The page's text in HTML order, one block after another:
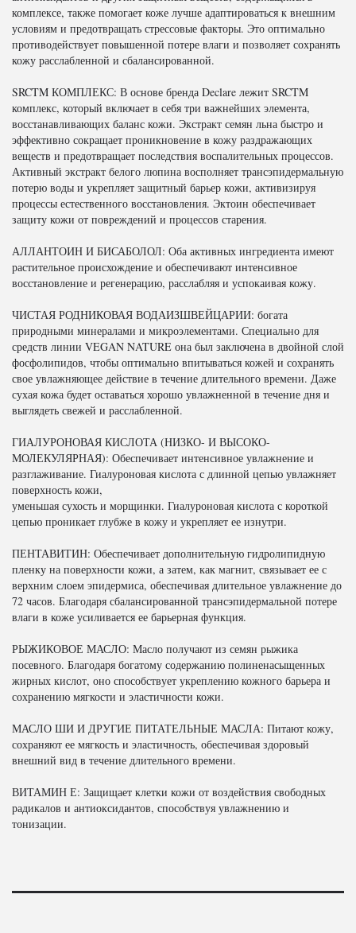
комплексе, также помогает коже лучше адаптироваться к внешним
условиям и предотвращать стрессовые факторы. Это оптимально
противодействует повышенной потере влаги и позволяет сохранять
кожу расслабленной и сбалансированной.
SRCTM КОМПЛЕКС: В основе бренда Declare лежит SRCTM
комплекс, который включает в себя три важнейших элемента,
восстанавливающих баланс кожи. Экстракт семян льна быстро и
эффективно сокращает проникновение в кожу раздражающих
веществ и предотвращает последствия воспалительных процессов.
Активный экстракт белого люпина восполняет трансэпидермальную
потерю воды и укрепляет защитный барьер кожи, активизируя
процессы естественного восстановления. Эктоин обеспечивает
защиту кожи от повреждений и процессов старения.
АЛЛАНТОИН И БИСАБОЛОЛ: Оба активных ингредиента имеют
растительное происхождение и обеспечивают интенсивное
восстановление и регенерацию, расслабляя и успокаивая кожу.
ЧИСТАЯ РОДНИКОВАЯ ВОДАИЗШВЕЙЦАРИИ: богата
природными минералами и микроэлементами. Специально для
средств линии VEGAN NATURE она был заключена в двойной слой
фосфолипидов, чтобы оптимально впитываться кожей и сохранять
свое увлажняющее действие в течение длительного времени. Даже
сухая кожа будет оставаться хорошо увлажненной в течение дня и
выглядеть свежей и расслабленной.
ГИАЛУРОНОВАЯ КИСЛОТА (НИЗКО- И ВЫСОКО-
МОЛЕКУЛЯРНАЯ): Обеспечивает интенсивное увлажнение и
разглаживание. Гиалуроновая кислота с длинной цепью увлажняет
поверхность кожи,
уменьшая сухость и морщинки. Гиалуроновая кислота с короткой
цепью проникает глубже в кожу и укрепляет ее изнутри.
ПЕНТАВИТИН: Обеспечивает дополнительную гидролипидную
пленку на поверхности кожи, а затем, как магнит, связывает ее с
верхним слоем эпидермиса, обеспечивая длительное увлажнение до
72 часов. Благодаря сбалансированной трансэпидермальной потере
влаги в коже усиливается ее барьерная функция.
РЫЖИКОВОЕ МАСЛО: Масло получают из семян рыжика
посевного. Благодаря богатому содержанию полиненасыщенных
жирных кислот, оно способствует укреплению кожного барьера и
сохранению мягкости и эластичности кожи.
МАСЛО ШИ И ДРУГИЕ ПИТАТЕЛЬНЫЕ МАСЛА: Питают кожу,
сохраняют ее мягкость и эластичность, обеспечивая здоровый
внешний вид в течение длительного времени.
ВИТАМИН Е: Защищает клетки кожи от воздействия свободных
радикалов и антиоксидантов, способствуя увлажнению и
тонизации.